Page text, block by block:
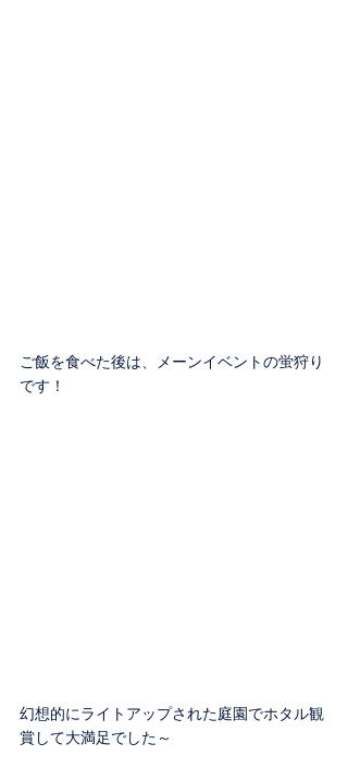
ご飯を食べた後は、メーンイベントの蛍狩り
です！
幻想的にライトアップされた庭園でホタル観
賞して大満足でした～